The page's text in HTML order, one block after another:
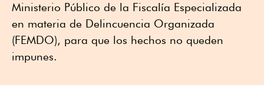
Ministerio Público de la Fiscalía Especializada
en materia de Delincuencia Organizada
(FEMDO), para que los hechos no queden
impunes.